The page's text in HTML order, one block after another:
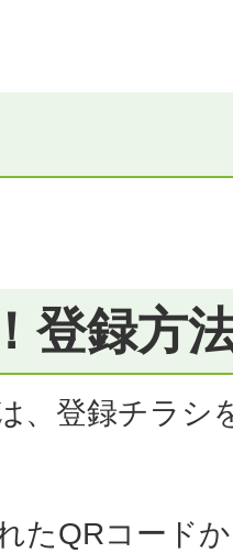
登録方
、登録チラシ
たQRコード